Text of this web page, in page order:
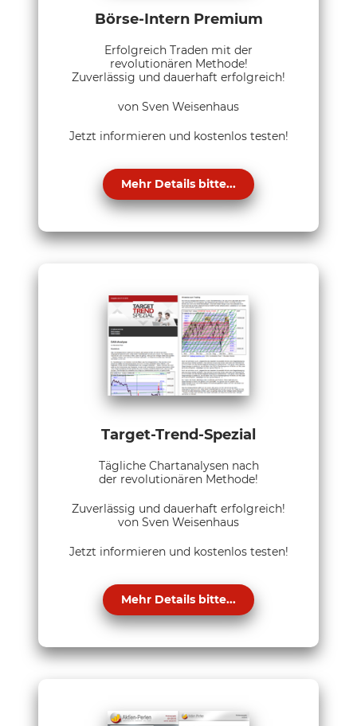
Börse-Intern Premium
Erfolgreich Traden mit der
revolutionären Methode!
Zuverlässig und dauerhaft erfolgreich!
von Sven Weisenhaus
Jetzt informieren und kostenlos testen!
Mehr Details bitte...
Target-Trend-Spezial
Tägliche Chartanalysen nach
der revolutionären Methode!
Zuverlässig und dauerhaft erfolgreich!
von Sven Weisenhaus
Jetzt informieren und kostenlos testen!
Mehr Details bitte...